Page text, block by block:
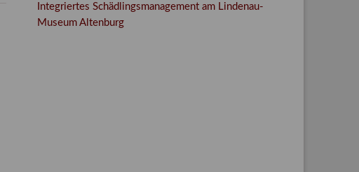
Integriertes Schädlingsmanagement am Lindenau-
Museum Altenburg